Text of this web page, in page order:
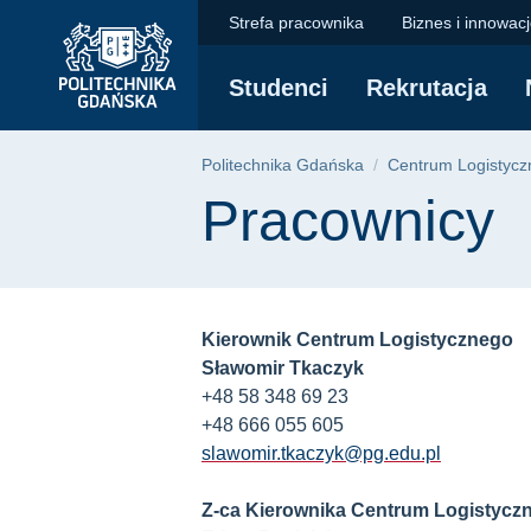
głównego
wyszukiwarki
Pracownicy -
Strefa pracownika Biznes i
Studenci Rekrutacja
Ścieżka
Politechnika Gdańska Centrum
Treść strony
Pracownicy
Kierownik Centrum Logistycznego
Sławomir Tkaczyk
+48 58 348 69 23
+48 666 055 605
slawomir.tkaczyk@pg.edu.pl
Z-ca Kierownika Centrum